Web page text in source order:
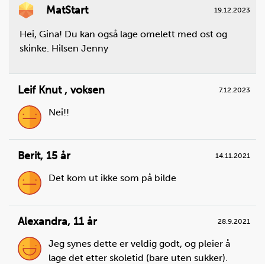
MatStart 19.12.2023
Hei, Gina! Du kan også lage omelett med ost og
skinke. Hilsen Jenny
Leif Knut , voksen 7.12.2023
Nei!!
Berit, 15 år 14.11.2021
Det kom ut ikke som på bilde
Alexandra, 11 år 28.9.2021
Jeg synes dette er veldig godt, og pleier å
lage det etter skoletid (bare uten sukker).